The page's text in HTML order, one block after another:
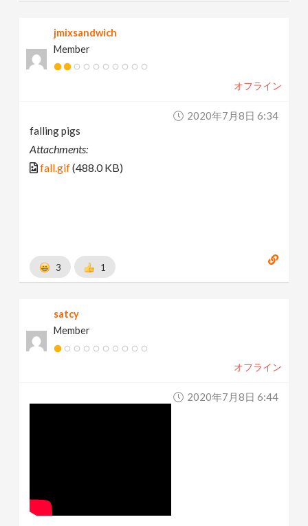
jmixsandwich
Member
オフライン
2020年7月8日 6:34
falling pigs
Attachments:
fall.gif(488.0 KB)
3 1
satcy
Member
オフライン
2020年7月8日 6:44